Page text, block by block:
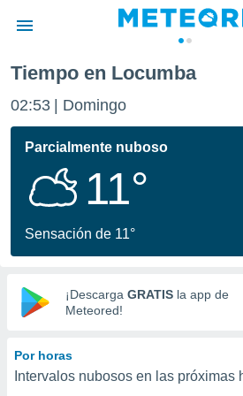
de
ha sido
que se
calidad.
a este
las
y
digital
basada
Tiempo en Locumba
02:53 Domingo
Parcialmente nuboso
11°
Sensación de 11°
¡Descarga GRATIS la app de
Meteored!
Por horas
Intervalos nubosos en las próximas